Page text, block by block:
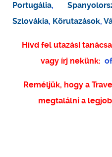
Portugália,
Szlovákia, Körutazások,
Hívd fel utazási
vagy írj nekünk:
Reméljük, hogy a
megtalálni a